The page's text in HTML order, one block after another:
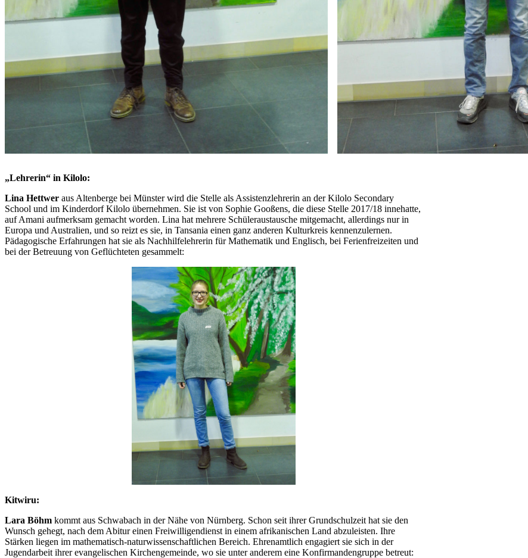
„Lehrerin“ in Kilolo:
Lina Hettwer aus Altenberge bei Münster wird die Stelle als Assistenzlehrerin an der Kilolo Secondary
School und im Kinderdorf Kilolo übernehmen. Sie ist von Sophie Gooßens, die diese Stelle 2017/18 innehatte,
auf Amani aufmerksam gemacht worden. Lina hat mehrere Schüleraustausche mitgemacht, allerdings nur in
Europa und Australien, und so reizt es sie, in Tansania einen ganz anderen Kulturkreis kennenzulernen.
Pädagogische Erfahrungen hat sie als Nachhilfelehrerin für Mathematik und Englisch, bei Ferienfreizeiten und
bei der Betreuung von Geflüchteten gesammelt:
Kitwiru:
Lara Böhm kommt aus Schwabach in der Nähe von Nürnberg. Schon seit ihrer Grundschulzeit hat sie den
Wunsch gehegt, nach dem Abitur einen Freiwilligendienst in einem afrikanischen Land abzuleisten. Ihre
Stärken liegen im mathematisch-naturwissenschaftlichen Bereich. Ehrenamtlich engagiert sie sich in der
Jugendarbeit ihrer evangelischen Kirchengemeinde, wo sie unter anderem eine Konfirmandengruppe betreut: